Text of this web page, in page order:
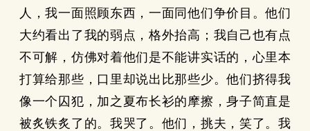
人，我一面照顾东西，一面同他们争价目。他们
大约看出了我的弱点，格外抬高；我自己也有点
不可解，仿佛对着他们是不能讲实话的，心里本
打算给那些，口里却说出比那些少。他们挤得我
像一个囚犯，加之夏布长衫的摩擦，身子简直是
被炙铁炙了的。我哭了。他们，挑夫，笑了。我